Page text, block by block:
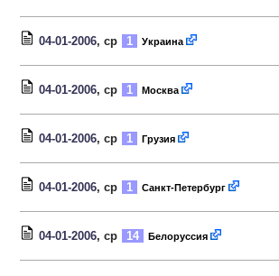
04-01-2006, ср 1 Украина
04-01-2006, ср 1 Москва
04-01-2006, ср 1 Грузия
04-01-2006, ср 1 Санкт-Петербург
04-01-2006, ср 14 Белоруссия